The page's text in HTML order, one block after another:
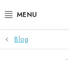
na
SPRCHOVÉ KÚTY
Blog